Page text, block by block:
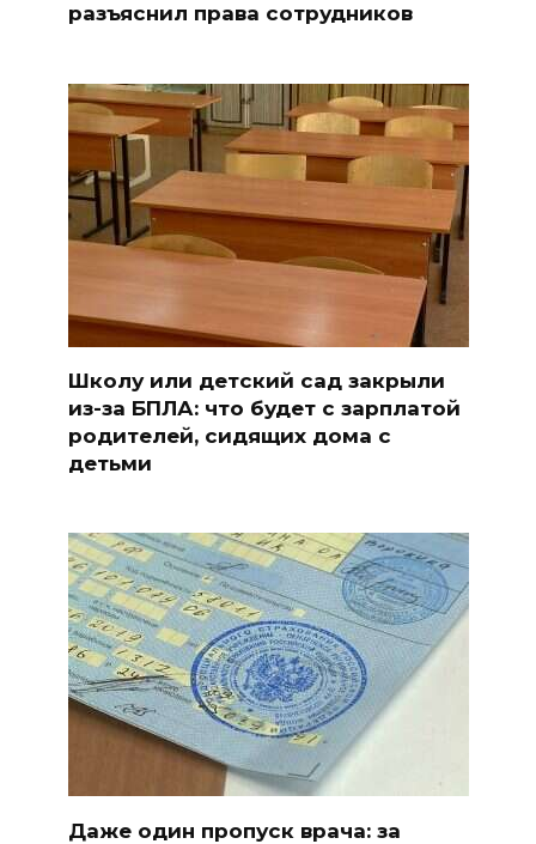
разъяснил права сотрудников
Школу или детский сад закрыли
из-за БПЛА: что будет с зарплатой
родителей, сидящих дома с
детьми
Даже один пропуск врача: за